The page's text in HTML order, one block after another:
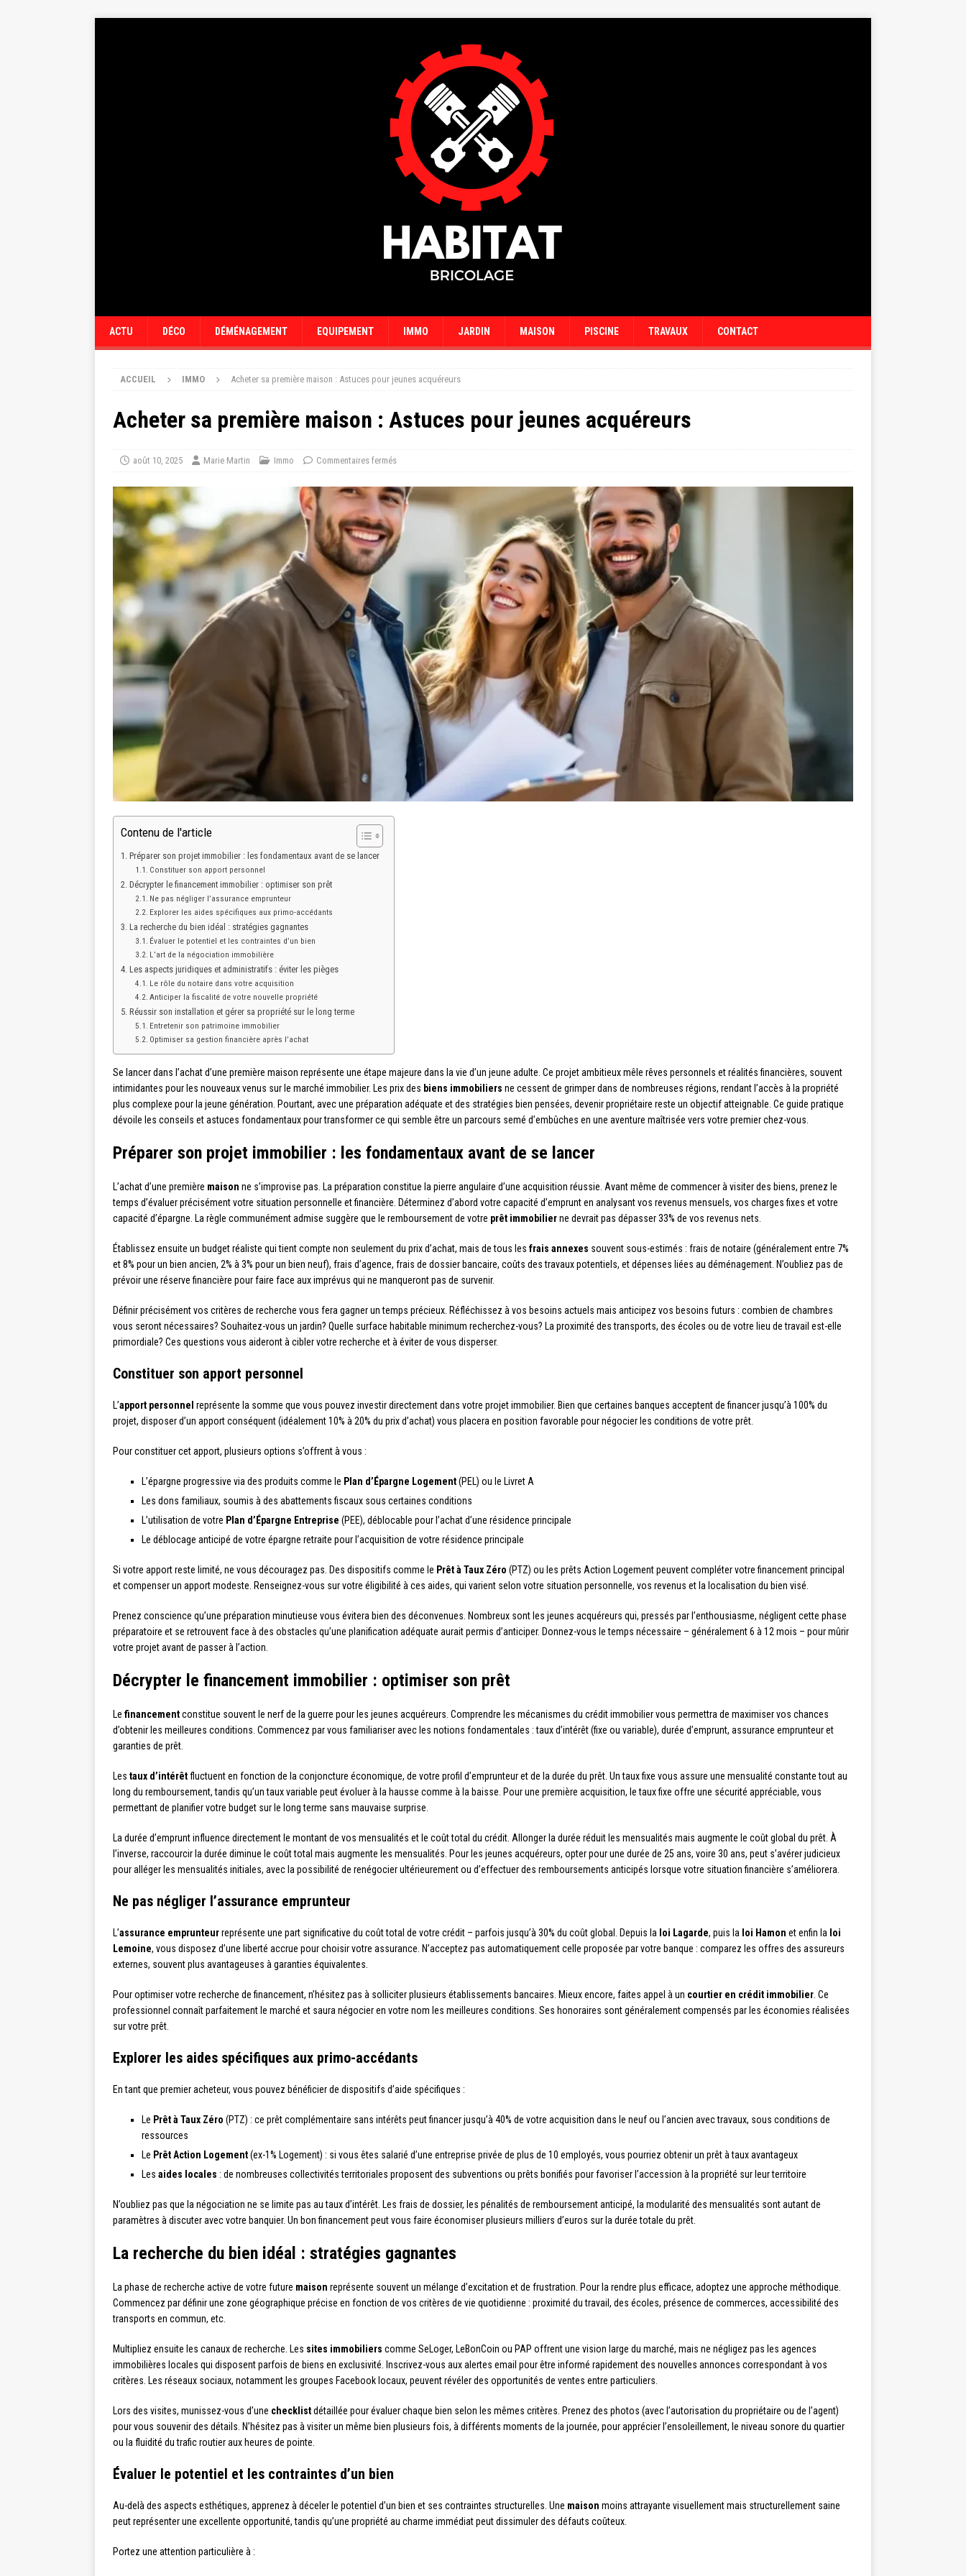
ACTU DÉCO DÉMÉNAGEMENT EQUIPEMENT IMMO JARDIN MAISON PISCINE TRAVAUX CONTACT
ACCUEIL IMMO Acheter sa première maison : Astuces pour jeunes acquéreurs
Acheter sa première maison : Astuces pour jeunes acquéreurs
août 10, 2025 Marie Martin Immo Commentaires fermés
Contenu de l'article
Préparer son projet immobilier : les fondamentaux avant de se lancer
Constituer son apport personnel
Décrypter le financement immobilier : optimiser son prêt
Ne pas négliger l’assurance emprunteur
Explorer les aides spécifiques aux primo-accédants
La recherche du bien idéal : stratégies gagnantes
Évaluer le potentiel et les contraintes d’un bien
L’art de la négociation immobilière
Les aspects juridiques et administratifs : éviter les pièges
Le rôle du notaire dans votre acquisition
Anticiper la fiscalité de votre nouvelle propriété
Réussir son installation et gérer sa propriété sur le long terme
Entretenir son patrimoine immobilier
Optimiser sa gestion financière après l’achat
Se lancer dans l’achat d’une première maison représente une étape majeure dans la vie d’un jeune adulte. Ce projet ambitieux mêle rêves personnels et réalités financières, souvent
intimidantes pour les nouveaux venus sur le marché immobilier. Les prix des biens immobiliers ne cessent de grimper dans de nombreuses régions, rendant l’accès à la propriété
plus complexe pour la jeune génération. Pourtant, avec une préparation adéquate et des stratégies bien pensées, devenir propriétaire reste un objectif atteignable. Ce guide pratique
dévoile les conseils et astuces fondamentaux pour transformer ce qui semble être un parcours semé d’embûches en une aventure maîtrisée vers votre premier chez-vous.
Préparer son projet immobilier : les fondamentaux avant de se lancer
L’achat d’une première maison ne s’improvise pas. La préparation constitue la pierre angulaire d’une acquisition réussie. Avant même de commencer à visiter des biens, prenez le
temps d’évaluer précisément votre situation personnelle et financière. Déterminez d’abord votre capacité d’emprunt en analysant vos revenus mensuels, vos charges fixes et votre
capacité d’épargne. La règle communément admise suggère que le remboursement de votre prêt immobilierne devrait pas dépasser 33% de vos revenus nets.
Établissez ensuite un budget réaliste qui tient compte non seulement du prix d’achat, mais de tous les frais annexes souvent sous-estimés : frais de notaire (généralement entre 7%
et 8% pour un bien ancien, 2% à 3% pour un bien neuf), frais d’agence, frais de dossier bancaire, coûts des travaux potentiels, et dépenses liées au déménagement. N’oubliez pas de
prévoir une réserve financière pour faire face aux imprévus qui ne manqueront pas de survenir.
Définir précisément vos critères de recherche vous fera gagner un temps précieux. Réfléchissez à vos besoins actuels mais anticipez vos besoins futurs : combien de chambres
vous seront nécessaires? Souhaitez-vous un jardin? Quelle surface habitable minimum recherchez-vous? La proximité des transports, des écoles ou de votre lieu de travail est-elle
primordiale? Ces questions vous aideront à cibler votre recherche et à éviter de vous disperser.
Constituer son apport personnel
L’apport personnel représente la somme que vous pouvez investir directement dans votre projet immobilier. Bien que certaines banques acceptent de financer jusqu’à 100% du
projet, disposer d’un apport conséquent (idéalement 10% à 20% du prix d’achat) vous placera en position favorable pour négocier les conditions de votre prêt.
Pour constituer cet apport, plusieurs options s’offrent à vous :
L’épargne progressive via des produits comme le Plan d’Épargne Logement(PEL) ou le Livret A
Les dons familiaux, soumis à des abattements fiscaux sous certaines conditions
L’utilisation de votre Plan d’Épargne Entreprise (PEE), déblocable pour l’achat d’une résidence principale
Le déblocage anticipé de votre épargne retraite pour l’acquisition de votre résidence principale
Si votre apport reste limité, ne vous découragez pas. Des dispositifs comme le Prêt à Taux Zéro (PTZ) ou les prêts Action Logement peuvent compléter votre financement principal
et compenser un apport modeste. Renseignez-vous sur votre éligibilité à ces aides, qui varient selon votre situation personnelle, vos revenus et la localisation du bien visé.
Prenez conscience qu’une préparation minutieuse vous évitera bien des déconvenues. Nombreux sont les jeunes acquéreurs qui, pressés par l’enthousiasme, négligent cette phase
préparatoire et se retrouvent face à des obstacles qu’une planification adéquate aurait permis d’anticiper. Donnez-vous le temps nécessaire – généralement 6 à 12 mois – pour mûrir
votre projet avant de passer à l’action.
Décrypter le financement immobilier : optimiser son prêt
Le financementconstitue souvent le nerf de la guerre pour les jeunes acquéreurs. Comprendre les mécanismes du crédit immobilier vous permettra de maximiser vos chances
d’obtenir les meilleures conditions. Commencez par vous familiariser avec les notions fondamentales : taux d’intérêt (fixe ou variable), durée d’emprunt, assurance emprunteur et
garanties de prêt.
Les taux d’intérêtfluctuent en fonction de la conjoncture économique, de votre profil d’emprunteur et de la durée du prêt. Un taux fixe vous assure une mensualité constante tout au
long du remboursement, tandis qu’un taux variable peut évoluer à la hausse comme à la baisse. Pour une première acquisition, le taux fixe offre une sécurité appréciable, vous
permettant de planifier votre budget sur le long terme sans mauvaise surprise.
La durée d’emprunt influence directement le montant de vos mensualités et le coût total du crédit. Allonger la durée réduit les mensualités mais augmente le coût global du prêt. À
l’inverse, raccourcir la durée diminue le coût total mais augmente les mensualités. Pour les jeunes acquéreurs, opter pour une durée de 25 ans, voire 30 ans, peut s’avérer judicieux
pour alléger les mensualités initiales, avec la possibilité de renégocier ultérieurement ou d’effectuer des remboursements anticipés lorsque votre situation financière s’améliorera.
Ne pas négliger l’assurance emprunteur
L’assurance emprunteurreprésente une part significative du coût total de votre crédit – parfois jusqu’à 30% du coût global. Depuis la loi Lagarde, puis la loi Hamon et enfin la loi
Lemoine, vous disposez d’une liberté accrue pour choisir votre assurance. N’acceptez pas automatiquement celle proposée par votre banque : comparez les offres des assureurs
externes, souvent plus avantageuses à garanties équivalentes.
Pour optimiser votre recherche de financement, n’hésitez pas à solliciter plusieurs établissements bancaires. Mieux encore, faites appel à un courtier en crédit immobilier . Ce
professionnel connaît parfaitement le marché et saura négocier en votre nom les meilleures conditions. Ses honoraires sont généralement compensés par les économies réalisées
sur votre prêt.
Explorer les aides spécifiques aux primo-accédants
En tant que premier acheteur, vous pouvez bénéficier de dispositifs d’aide spécifiques :
Le Prêt à Taux Zéro (PTZ) : ce prêt complémentaire sans intérêts peut financer jusqu’à 40% de votre acquisition dans le neuf ou l’ancien avec travaux, sous conditions de
ressources
Le Prêt Action Logement(ex-1% Logement) : si vous êtes salarié d’une entreprise privée de plus de 10 employés, vous pourriez obtenir un prêt à taux avantageux
Les aides locales : de nombreuses collectivités territoriales proposent des subventions ou prêts bonifiés pour favoriser l’accession à la propriété sur leur territoire
N’oubliez pas que la négociation ne se limite pas au taux d’intérêt. Les frais de dossier, les pénalités de remboursement anticipé, la modularité des mensualités sont autant de
paramètres à discuter avec votre banquier. Un bon financement peut vous faire économiser plusieurs milliers d’euros sur la durée totale du prêt.
La recherche du bien idéal : stratégies gagnantes
La phase de recherche active de votre future maison représente souvent un mélange d’excitation et de frustration. Pour la rendre plus efficace, adoptez une approche méthodique.
Commencez par définir une zone géographique précise en fonction de vos critères de vie quotidienne : proximité du travail, des écoles, présence de commerces, accessibilité des
transports en commun, etc.
Multipliez ensuite les canaux de recherche. Les sites immobiliers comme SeLoger, LeBonCoin ou PAP offrent une vision large du marché, mais ne négligez pas les agences
immobilières locales qui disposent parfois de biens en exclusivité. Inscrivez-vous aux alertes email pour être informé rapidement des nouvelles annonces correspondant à vos
critères. Les réseaux sociaux, notamment les groupes Facebook locaux, peuvent révéler des opportunités de ventes entre particuliers.
Lors des visites, munissez-vous d’une checklistdétaillée pour évaluer chaque bien selon les mêmes critères. Prenez des photos (avec l’autorisation du propriétaire ou de l’agent)
pour vous souvenir des détails. N’hésitez pas à visiter un même bien plusieurs fois, à différents moments de la journée, pour apprécier l’ensoleillement, le niveau sonore du quartier
ou la fluidité du trafic routier aux heures de pointe.
Évaluer le potentiel et les contraintes d’un bien
Au-delà des aspects esthétiques, apprenez à déceler le potentiel d’un bien et ses contraintes structurelles. Une maison moins attrayante visuellement mais structurellement saine
peut représenter une excellente opportunité, tandis qu’une propriété au charme immédiat peut dissimuler des défauts coûteux.
Portez une attention particulière à :